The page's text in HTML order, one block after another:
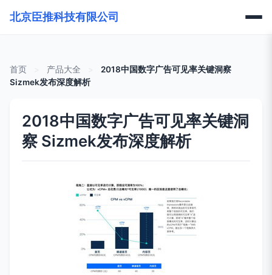
北京臣推科技有限公司
首页 产品大全
2018中国数字广告可见率关键洞察
Sizmek发布深度解析
2018中国数字广告可见率关键洞
察 Sizmek发布深度解析